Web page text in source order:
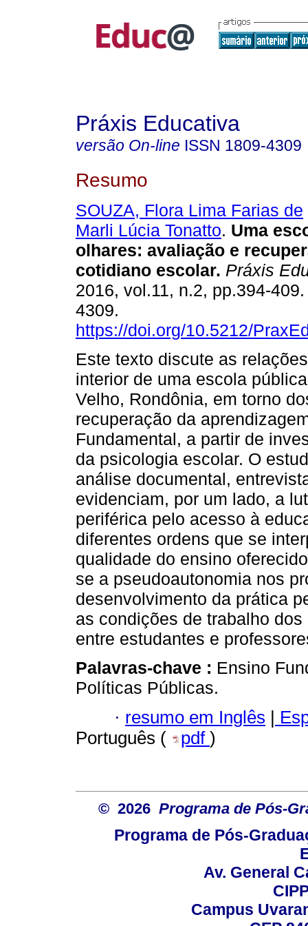
Práxis Educativa
versão On-line ISSN 1809-4309
Resumo
SOUZA, Flora Lima Farias de
Marli Lúcia Tonatto. Uma
olhares: avaliação e
cotidiano escolar. Práxis
2016, vol.11, n.2, pp.394-
4309.
https://doi.org/10.5212/
Este texto discute as
interior de uma escola
Velho, Rondônia, em torno
recuperação da
Fundamental, a partir de
da psicologia escolar. O
análise documental,
evidenciam, por um lado, a
periférica pelo acesso à
diferentes ordens que se
qualidade do ensino
se a pseudoautonomia nos
desenvolvimento da prática
as condições de trabalho
entre estudantes e
Palavras-chave : Ensino
Políticas Públicas.
· resumo em Inglês |
Português (
pdf )
© 2026 Programa de Pós-
Programa de Pós-
Av. General
Campus